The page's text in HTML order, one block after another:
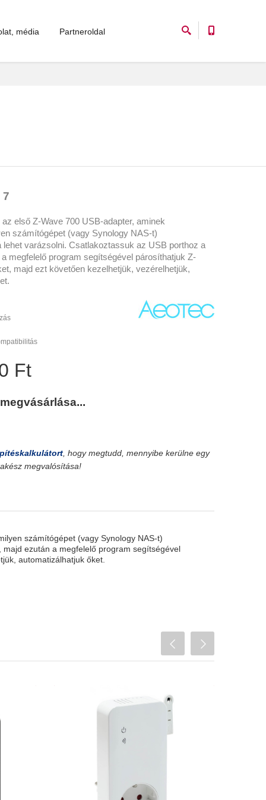
média Partneroldal
7
első Z-Wave 700 USB-adapter, aminek
számítógépet (vagy Synology NAS-t)
lehet varázsolni. Csatlakoztassuk az USB porthoz a
megfelelő program segítségével párosíthatjuk Z-
majd ezt követően kezelhetjük, vezérelhetjük,
Ft
, hogy megtudd, mennyibe kerülne egy
megvalósítása!
számítógépet (vagy Synology NAS-t)
ezután a megfelelő program segítségével
automatizálhatjuk őket.
Ft
MOHAnet Instant GSM konnektor
39 990 Ft
Bluetooth kapcsolat